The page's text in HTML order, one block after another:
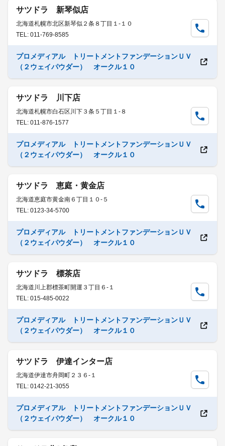
サツドラ 新琴似店
北海道札幌市北区新琴似２条８丁目１-１０
TEL: 011-769-8585
プロメディアル トリートメントファンデーションＵＶ
（２ウェイパウダー） オークル１０
サツドラ 川下店
北海道札幌市白石区川下３条５丁目１-８
TEL: 011-876-1577
プロメディアル トリートメントファンデーションＵＶ
（２ウェイパウダー） オークル１０
サツドラ 恵庭・黄金店
北海道恵庭市黄金南６丁目１０-５
TEL: 0123-34-5700
プロメディアル トリートメントファンデーションＵＶ
（２ウェイパウダー） オークル１０
サツドラ 標茶店
北海道川上郡標茶町開運３丁目６-１
TEL: 015-485-0022
プロメディアル トリートメントファンデーションＵＶ
（２ウェイパウダー） オークル１０
サツドラ 伊達インター店
北海道伊達市舟岡町２３６-１
TEL: 0142-21-3055
プロメディアル トリートメントファンデーションＵＶ
（２ウェイパウダー） オークル１０